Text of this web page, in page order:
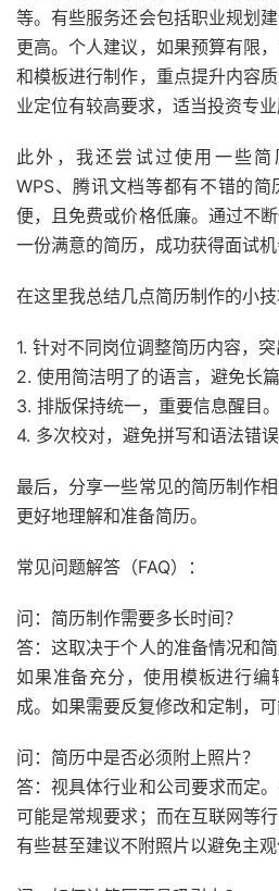
等。有些服务还会包括职业规划建
更高。个人建议，如果预算有限
和模板进行制作，重点提升内容
业定位有较高要求，适当投资专业
此外，我还尝试过使用一些
WPS、腾讯文档等都有不错的
便，且免费或价格低廉。通过不
一份满意的简历，成功获得面试机
在这里我总结几点简历制作的小技
1. 针对不同岗位调整简历内容，突
2. 使用简洁明了的语言，避免长篇
3. 排版保持统一，重要信息醒目。
4. 多次校对，避免拼写和语法错误
最后，分享一些常见的简历制作
更好地理解和准备简历。
常见问题解答（FAQ）：
问：简历制作需要多长时间？
答：这取决于个人的准备情况和
如果准备充分，使用模板进行编
成。如果需要反复修改和定制，可
问：简历中是否必须附上照片？
答：视具体行业和公司要求而定
可能是常规要求；而在互联网等
有些甚至建议不附照片以避免主观